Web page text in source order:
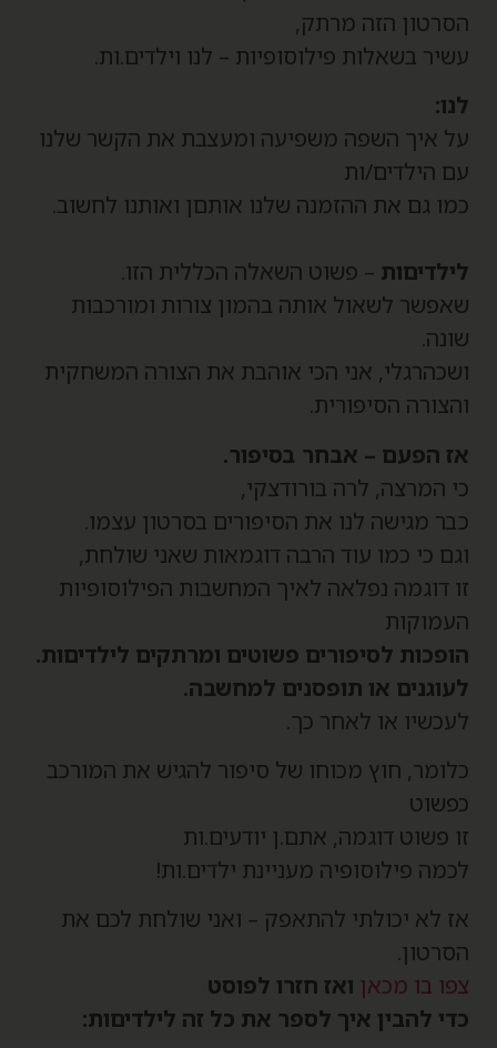
הזה מרתק,
בשאלות פילוסופיות – לנו וילדים.ות.
איך השפה משפיעה ומעצבת את הקשר שלנו
הילדים/ות
גם את ההזמנה שלנו אותםן ואותנו לחשוב.
– פשוט השאלה הכללית הזו.
לשאול אותה בהמון צורות ומורכבות
אני הכי אוהבת את הצורה המשחקית
הסיפורית.
הפעם – אבחר בסיפור.
המרצה, לרה בורודצקי,
מגישה לנו את הסיפורים בסרטון עצמו.
כי כמו עוד הרבה דוגמאות שאני שולחת,
דוגמה נפלאה לאיך המחשבות הפילוסופיות
לסיפורים פשוטים ומרתקים לילדיםות.
או תופסנים למחשבה.
או לאחר כך.
חוץ מכוחו של סיפור להגיש את המורכב
פשוט דוגמה, אתם.ן יודעים.ות
פילוסופיה מעניינת ילדים.ות!
לא יכולתי להתאפק – ואני שולחת לכם את
בו מכאן ואז חזרו לפוסט
להבין איך לספר את כל זה לילדיםות: